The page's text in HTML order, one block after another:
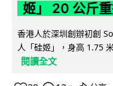
姬」 20 公斤
香港人於深圳創辦初創
人「硅姬」，身高 1.75
閱讀全文